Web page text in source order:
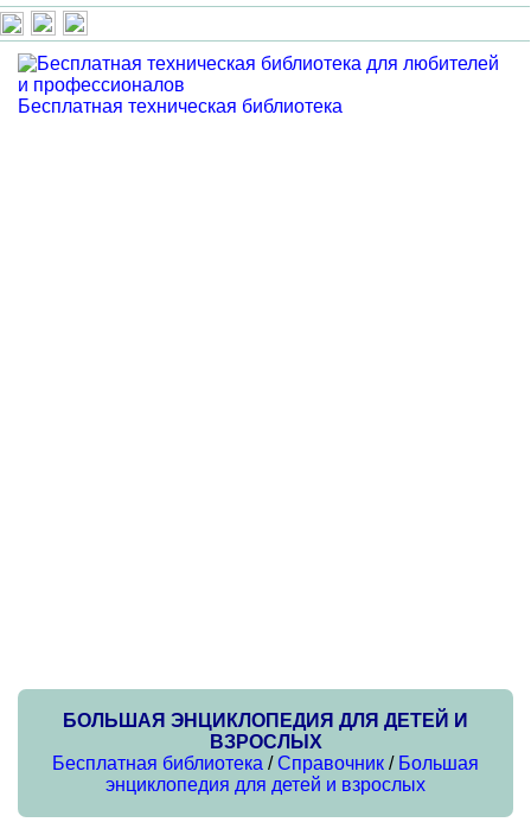
Бесплатная техническая библиотека
БОЛЬШАЯ ЭНЦИКЛОПЕДИЯ ДЛЯ ДЕТЕЙ И
ВЗРОСЛЫХ
Бесплатная библиотека /Справочник / Большая
энциклопедия для детей и взрослых